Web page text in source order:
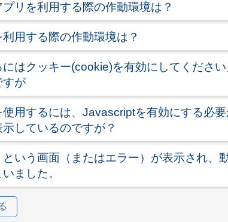
リを利用する際の作動環境は？
用する際の作動環境は？
にはクッキー(cookie)を有効にしてください
すが
使用するには、Javascriptを有効にする必
しているのですが？
という画面（またはエラー）が表示され、
ました。